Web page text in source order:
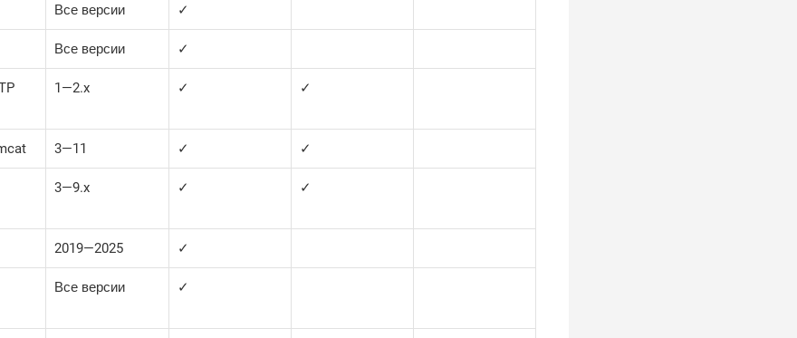
Все версии ✓
Все версии ✓
1—​2.x ✓ ✓
3—​11 ✓ ✓
3—​9.x ✓ ✓
2019—​2025 ✓
Все версии ✓